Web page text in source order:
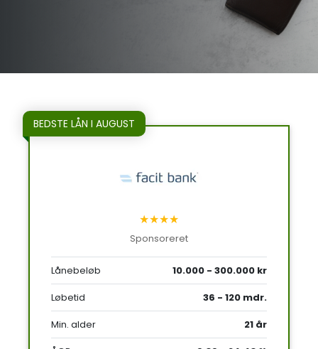
BEDSTE LÅN I AUGUST
★★★★
Sponsoreret
Lånebeløb
10.000 - 300.000 kr
Løbetid
36 - 120 mdr.
Min. alder
21 år